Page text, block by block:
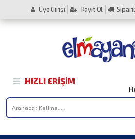
Üye Girişi Kayıt Ol
HIZLI ERIŞIM